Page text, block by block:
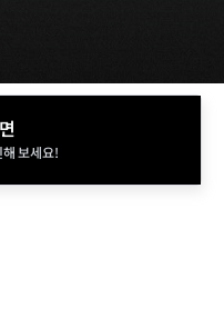
보세요!